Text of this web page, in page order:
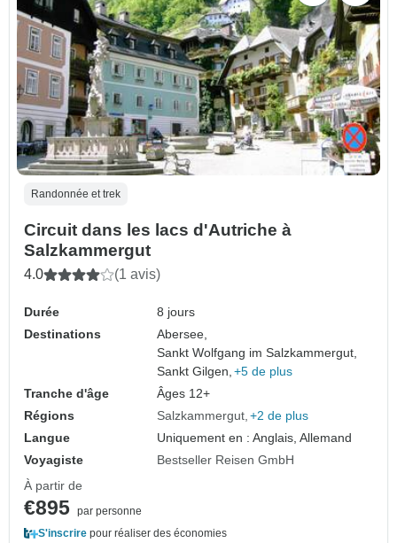
Randonnée et trek
Circuit dans les lacs d'Autriche à
Salzkammergut
4.0 (1 avis)
Durée
8 jours
Destinations
Abersee,
Sankt Wolfgang im Salzkammergut,
Sankt Gilgen, +5 de plus
Tranche d'âge
Âges 12+
Régions
Salzkammergut +2 de plus
Langue
Uniquement en : Anglais, Allemand
Voyagiste
Bestseller Reisen GmbH
À partir de
€895 par personne
S'inscrire pour réaliser des économies